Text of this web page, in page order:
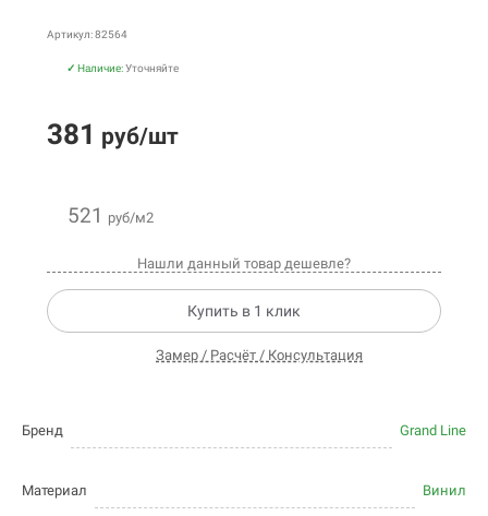
Артикул: 82564
✓ Наличие:Уточняйте
381 руб/шт
521 руб/м2
Нашли данный товар дешевле?
Купить в 1 клик
Замер / Расчёт / Консультация
Бренд Grand Line
Материал Винил